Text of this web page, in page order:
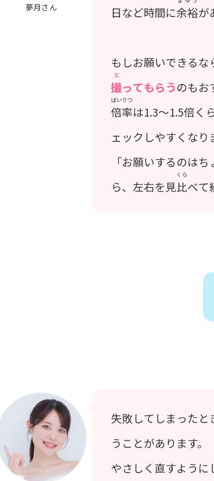
夢月さん
日など時間に余裕が
もしお願いできるな
撮
と
ってもらうのもお
倍率
ばいりつ
は1.3〜1.5倍く
ェックしやすくなり
「お願いするのはち
ら、左右を見比
くら
べて
失敗してしまったと
うことがあります。
やさしく直すように